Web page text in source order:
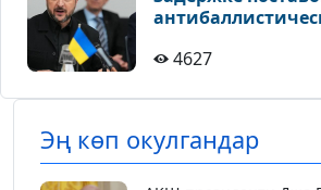
4627
Эң көп окулгандар